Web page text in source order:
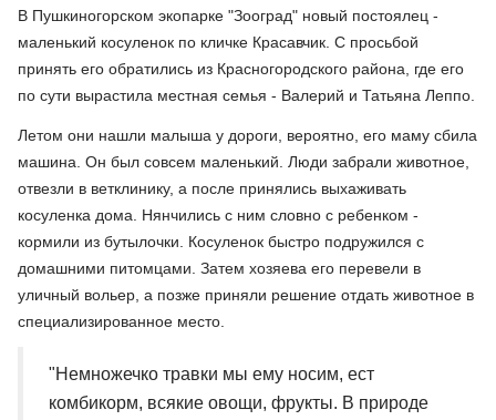
В Пушкиногорском экопарке "Зооград" новый постоялец -
маленький косуленок по кличке Красавчик. С просьбой
принять его обратились из Красногородского района, где его
по сути вырастила местная семья - Валерий и Татьяна Леппо.
Летом они нашли малыша у дороги, вероятно, его маму сбила
машина. Он был совсем маленький. Люди забрали животное,
отвезли в ветклинику, а после принялись выхаживать
косуленка дома. Нянчились с ним словно с ребенком -
кормили из бутылочки. Косуленок быстро подружился с
домашними питомцами. Затем хозяева его перевели в
уличный вольер, а позже приняли решение отдать животное в
специализированное место.
"Немножечко травки мы ему носим, ест
комбикорм, всякие овощи, фрукты. В природе